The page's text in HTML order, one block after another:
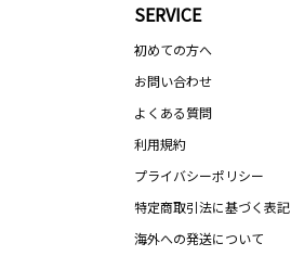
SERVICE
初めての方へ
お問い合わせ
よくある質問
利用規約
プライバシーポリシー
特定商取引法に基づく表記
海外への発送について